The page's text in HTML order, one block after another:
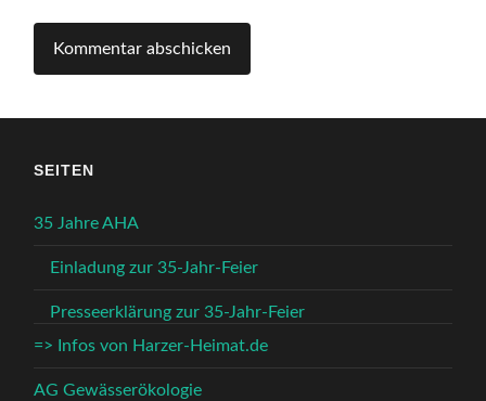
SEITEN
35 Jahre AHA
Einladung zur 35-Jahr-Feier
Presseerklärung zur 35-Jahr-Feier
=> Infos von Harzer-Heimat.de
AG Gewässerökologie